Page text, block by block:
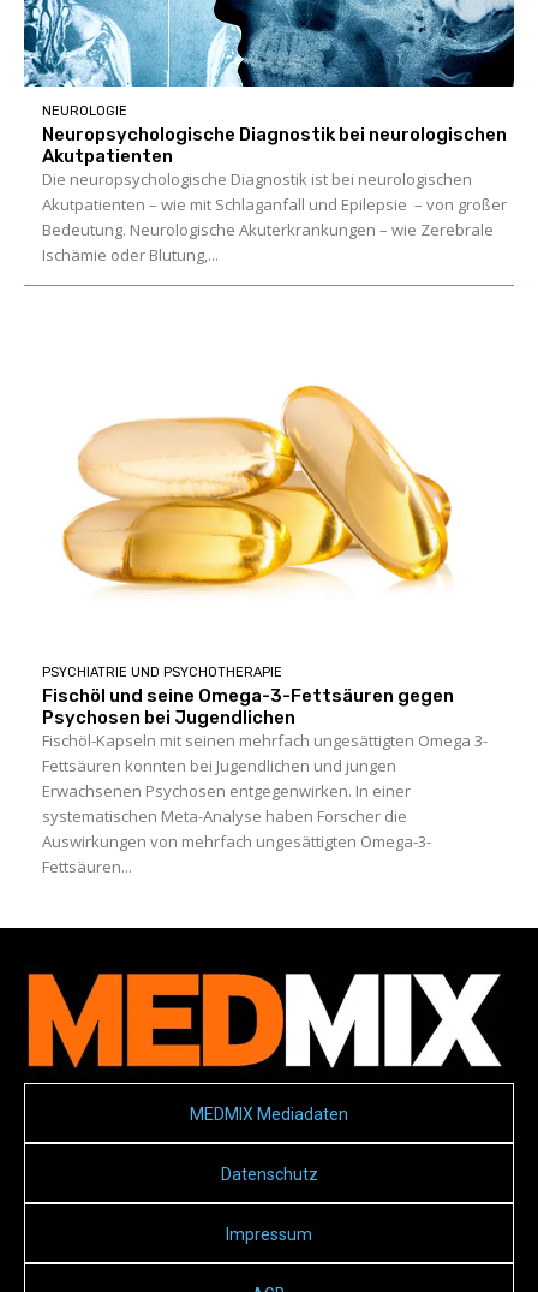
NEUROLOGIE
Neuropsychologische Diagnostik bei neuro­logischen
Akutpatienten
Die neuropsychologische Diagnostik ist bei neuro­logischen
Akutpatienten – wie mit Schlaganfall und Epilepsie – von großer
Bedeutung. Neurologische Akuterkrankungen – wie Zerebrale
Ischämie oder Blutung,...
PSYCHIATRIE UND PSYCHOTHERAPIE
Fischöl und seine Omega-3-Fettsäuren gegen
Psychosen bei Jugendlichen
Fischöl-Kapseln mit seinen mehrfach ungesättigten Omega 3-
Fettsäuren konnten bei Jugendlichen und jungen
Erwachsenen Psychosen entgegenwirken. In einer
systematischen Meta-Analyse haben Forscher die
Auswirkungen von mehrfach ungesättigten Omega-3-
Fettsäuren...
MEDMIX Mediadaten
Datenschutz
Impressum